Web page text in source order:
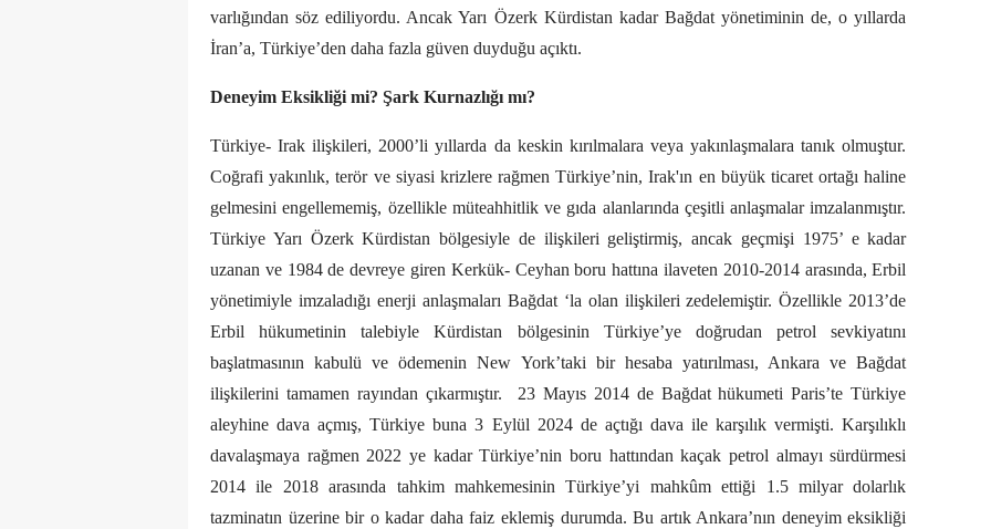
varlığından söz ediliyordu. Ancak Yarı Özerk Kürdistan kadar Bağdat yönetiminin de, o yıllarda
İran’a, Türkiye’den daha fazla güven duyduğu açıktı.
Deneyim Eksikliği mi? Şark Kurnazlığı mı?
Türkiye- Irak ilişkileri, 2000’li yıllarda da keskin kırılmalara veya yakınlaşmalara tanık olmuştur.
Coğrafi yakınlık, terör ve siyasi krizlere rağmen Türkiye’nin, Irak'ın en büyük ticaret ortağı haline
gelmesini engellememiş, özellikle müteahhitlik ve gıda alanlarında çeşitli anlaşmalar imzalanmıştır.
Türkiye Yarı Özerk Kürdistan bölgesiyle de ilişkileri geliştirmiş, ancak geçmişi 1975’ e kadar
uzanan ve 1984 de devreye giren Kerkük- Ceyhan boru hattına ilaveten 2010-2014 arasında, Erbil
yönetimiyle imzaladığı enerji anlaşmaları Bağdat ‘la olan ilişkileri zedelemiştir. Özellikle 2013’de
Erbil hükumetinin talebiyle Kürdistan bölgesinin Türkiye’ye doğrudan petrol sevkiyatını
başlatmasının kabulü ve ödemenin New York’taki bir hesaba yatırılması, Ankara ve Bağdat
ilişkilerini tamamen rayından çıkarmıştır.
23 Mayıs 2014 de Bağdat hükumeti Paris’te Türkiye
aleyhine dava açmış, Türkiye buna 3 Eylül 2024 de açtığı dava ile karşılık vermişti. Karşılıklı
davalaşmaya rağmen 2022 ye kadar Türkiye’nin boru hattından kaçak petrol almayı sürdürmesi
2014 ile 2018 arasında tahkim mahkemesinin Türkiye’yi mahkûm ettiği 1.5 milyar dolarlık
tazminatın üzerine bir o kadar daha faiz eklemiş durumda. Bu artık Ankara’nın deneyim eksikliği